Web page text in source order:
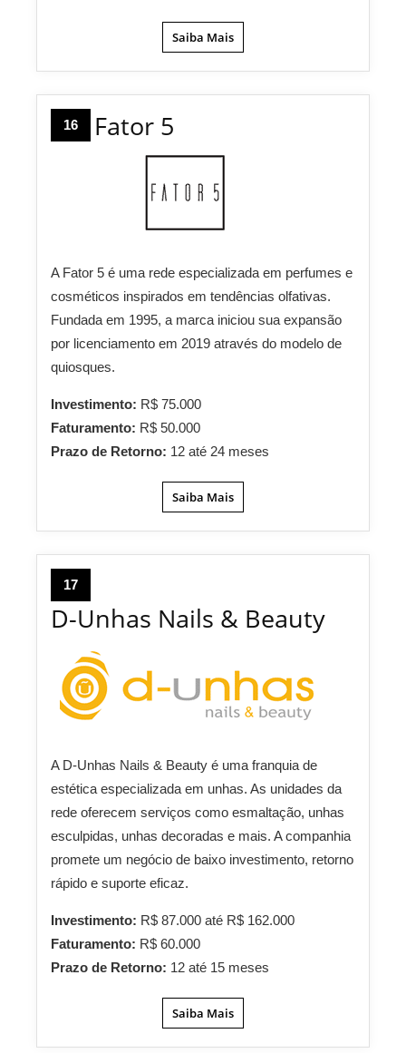
Saiba Mais
16 Fator 5
A Fator 5 é uma rede especializada em perfumes e
cosméticos inspirados em tendências olfativas.
Fundada em 1995, a marca iniciou sua expansão
por licenciamento em 2019 através do modelo de
quiosques.
Investimento: R$ 75.000
Faturamento: R$ 50.000
Prazo de Retorno: 12 até 24 meses
Saiba Mais
17
D-Unhas Nails & Beauty
A D-Unhas Nails & Beauty é uma franquia de
estética especializada em unhas. As unidades da
rede oferecem serviços como esmaltação, unhas
esculpidas, unhas decoradas e mais. A companhia
promete um negócio de baixo investimento, retorno
rápido e suporte eficaz.
Investimento: R$ 87.000 até R$ 162.000
Faturamento: R$ 60.000
Prazo de Retorno: 12 até 15 meses
Saiba Mais